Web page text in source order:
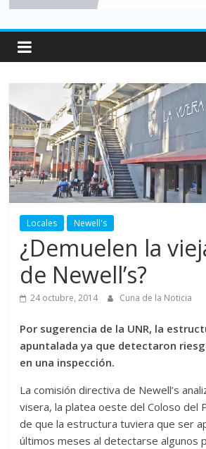
Locales Newell's
¿Demuelen la
de Newell’s?
24 octubre, 2014 Cuna de la Noticia
Por sugerencia de la UNR, la
apuntalada ya que detectaron
en una inspección.
La comisión directiva de Newell’s
visera, la platea oeste del Coloso del
de que la estructura tuviera que ser
últimos meses al detectarse algunos